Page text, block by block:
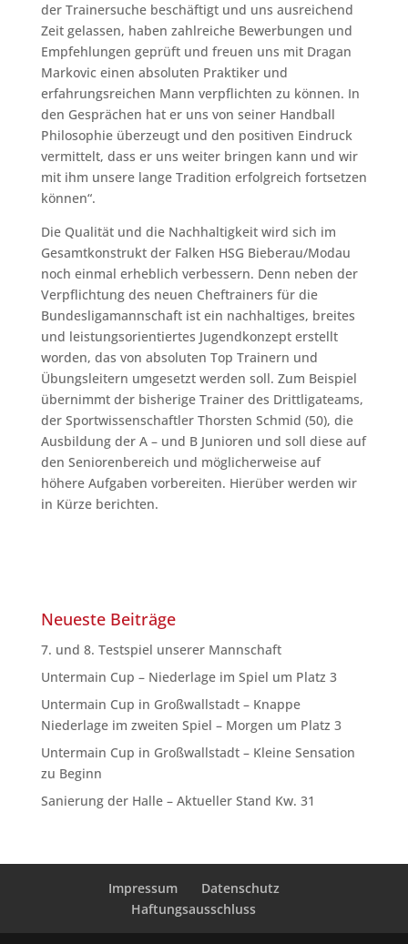
der Trainersuche beschäftigt und uns ausreichend
Zeit gelassen, haben zahlreiche Bewerbungen und
Empfehlungen geprüft und freuen uns mit Dragan
Markovic einen absoluten Praktiker und
erfahrungsreichen Mann verpflichten zu können. In
den Gesprächen hat er uns von seiner Handball
Philosophie überzeugt und den positiven Eindruck
vermittelt, dass er uns weiter bringen kann und wir
mit ihm unsere lange Tradition erfolgreich fortsetzen
können“.
Die Qualität und die Nachhaltigkeit wird sich im
Gesamtkonstrukt der Falken HSG Bieberau/Modau
noch einmal erheblich verbessern. Denn neben der
Verpflichtung des neuen Cheftrainers für die
Bundesligamannschaft ist ein nachhaltiges, breites
und leistungsorientiertes Jugendkonzept erstellt
worden, das von absoluten Top Trainern und
Übungsleitern umgesetzt werden soll. Zum Beispiel
übernimmt der bisherige Trainer des Drittligateams,
der Sportwissenschaftler Thorsten Schmid (50), die
Ausbildung der A – und B Junioren und soll diese auf
den Seniorenbereich und möglicherweise auf
höhere Aufgaben vorbereiten. Hierüber werden wir
in Kürze berichten.
Neueste Beiträge
7. und 8. Testspiel unserer Mannschaft
Untermain Cup – Niederlage im Spiel um Platz 3
Untermain Cup in Großwallstadt – Knappe
Niederlage im zweiten Spiel – Morgen um Platz 3
Untermain Cup in Großwallstadt – Kleine Sensation
zu Beginn
Sanierung der Halle – Aktueller Stand Kw. 31
Impressum
Datenschutz
Haftungsausschluss